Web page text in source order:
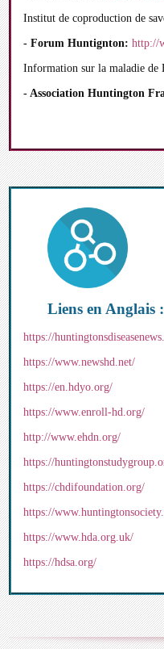
Institut de coproduction de
- Forum Huntignton: http://
Information sur la maladie de
- Association Huntington
Liens en Anglais :
https://
https://www.newshd.net/
https://en.hdyo.org/
https://www.enroll-hd.org/
http://www.ehdn.org/
https://
https://chdifoundation.org/
https://
https://www.hda.org.uk/
https://hdsa.org/